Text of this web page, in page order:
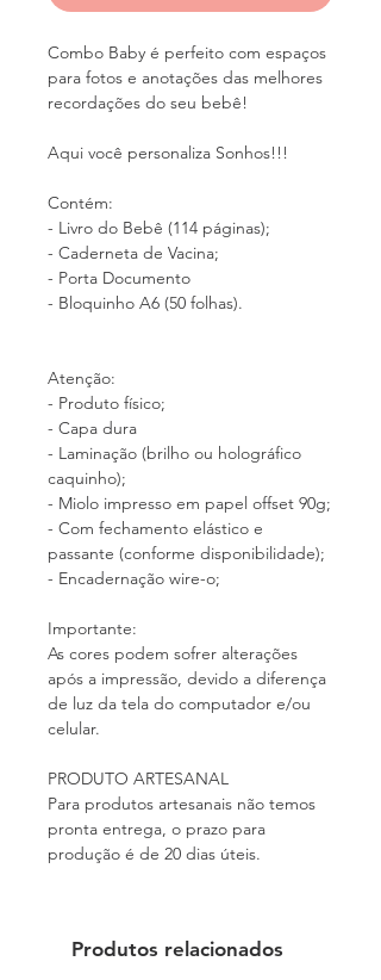
Combo Baby é perfeito com espaços
para fotos e anotações das melhores
recordações do seu bebê!
Aqui você personaliza Sonhos!!!
Contém:
- Livro do Bebê (114 páginas);
- Caderneta de Vacina;
- Porta Documento
- Bloquinho A6 (50 folhas).
Atenção:
- Produto físico;
- Capa dura
- Laminação (brilho ou holográfico
caquinho);
- Miolo impresso em papel offset 90g;
- Com fechamento elástico e
passante (conforme disponibilidade);
- Encadernação wire-o;
Importante:
As cores podem sofrer alterações
após a impressão, devido a diferença
de luz da tela do computador e/ou
celular.
PRODUTO ARTESANAL
Para produtos artesanais não temos
pronta entrega, o prazo para
produção é de 20 dias úteis.
Produtos relacionados